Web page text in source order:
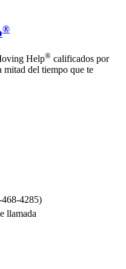
®
Help® calificados por
mitad del tiempo que te
4285)
llamada